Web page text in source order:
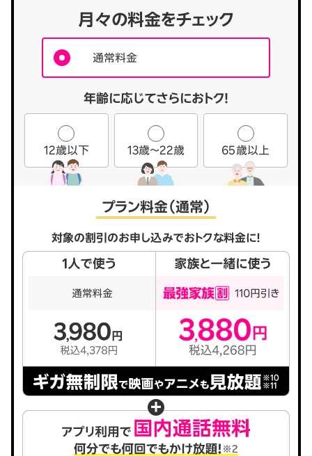
月々の料金をチェック
通常料金
年齢に応じてさらにおトク！
12歳以下 13歳～22歳 65歳以上
プラン料金（通常）
対象の割引のお申し込みでおトクな料金に！